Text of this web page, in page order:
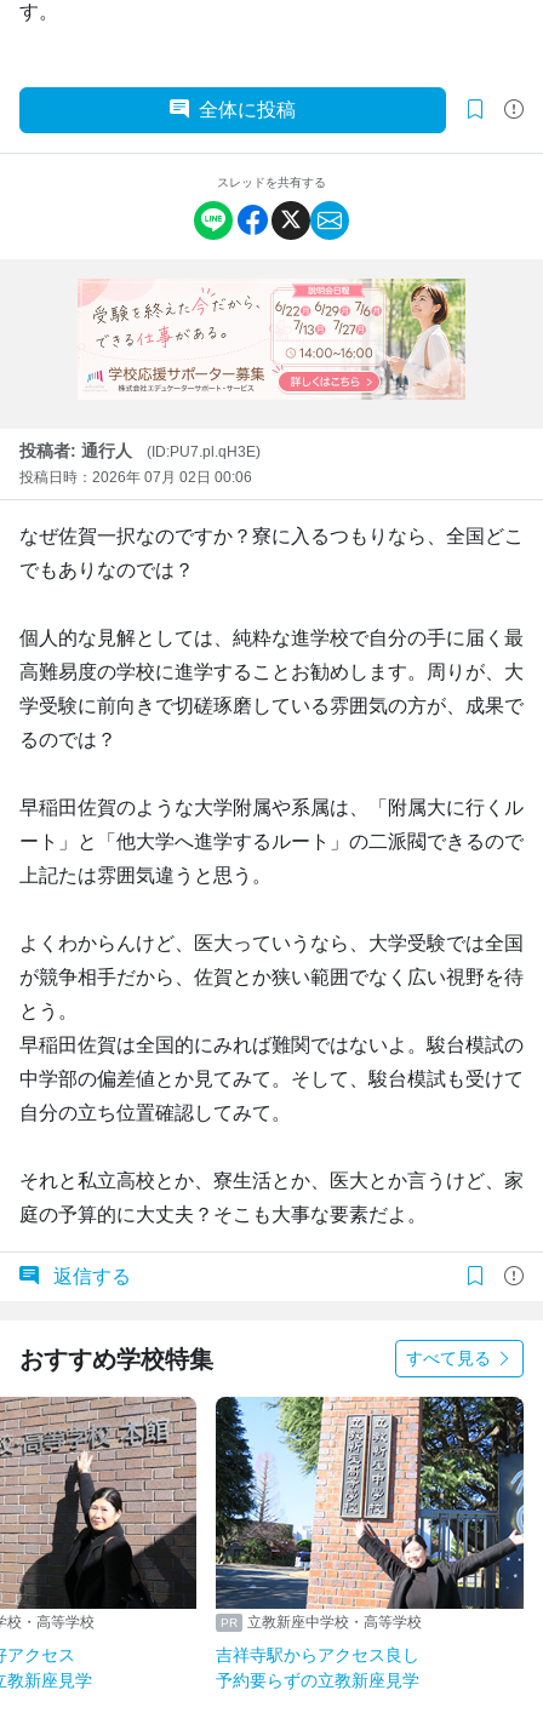
す。
全体に投稿
スレッドを共有する
投稿者: 通行人
(ID:PU7.pl.qH3E)
投稿日時：2026年 07月 02日 00:06
なぜ佐賀一択なのですか？寮に入るつもりなら、全国どこ
でもありなのでは？
個人的な見解としては、純粋な進学校で自分の手に届く最
高難易度の学校に進学することお勧めします。周りが、大
学受験に前向きで切磋琢磨している雰囲気の方が、成果で
るのでは？
早稲田佐賀のような大学附属や系属は、「附属大に行くル
ート」と「他大学へ進学するルート」の二派閥できるので
上記たは雰囲気違うと思う。
よくわからんけど、医大っていうなら、大学受験では全国
が競争相手だから、佐賀とか狭い範囲でなく広い視野を待
とう。
早稲田佐賀は全国的にみれば難関ではないよ。駿台模試の
中学部の偏差値とか見てみて。そして、駿台模試も受けて
自分の立ち位置確認してみて。
それと私立高校とか、寮生活とか、医大とか言うけど、家
庭の予算的に大丈夫？そこも大事な要素だよ。
返信する
おすすめ学校特集 すべて見る
校・高等学校
アクセス
教新座見学
立教新座中学校・高等学校
吉祥寺駅からアクセス良し
予約要らずの立教新座見学